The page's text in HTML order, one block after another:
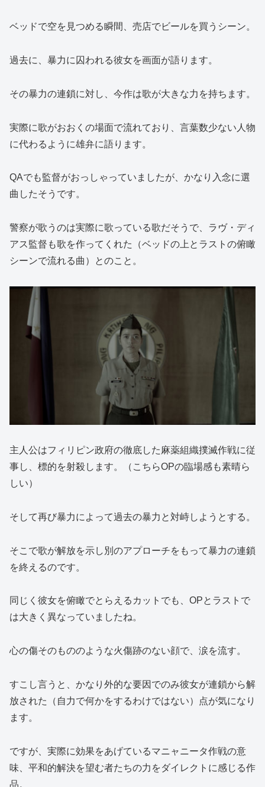
ベッドで空を見つめる瞬間、売店でビールを買うシーン。
過去に、暴力に囚われる彼女を画面が語ります。
その暴力の連鎖に対し、今作は歌が大きな力を持ちます。
実際に歌がおおくの場面で流れており、言葉数少ない人物
に代わるように雄弁に語ります。
QAでも監督がおっしゃっていましたが、かなり入念に選
曲したそうです。
警察が歌うのは実際に歌っている歌だそうで、ラヴ・ディ
アス監督も歌を作ってくれた（ベッドの上とラストの俯瞰
シーンで流れる曲）とのこと。
主人公はフィリピン政府の徹底した麻薬組織撲滅作戦に従
事し、標的を射殺します。（こちらOPの臨場感も素晴ら
しい）
そして再び暴力によって過去の暴力と対峙しようとする。
そこで歌が解放を示し別のアプローチをもって暴力の連鎖
を終えるのです。
同じく彼女を俯瞰でとらえるカットでも、OPとラストで
は大きく異なっていましたね。
心の傷そのもののような火傷跡のない顔で、涙を流す。
すこし言うと、かなり外的な要因でのみ彼女が連鎖から解
放された（自力で何かをするわけではない）点が気になり
ます。
ですが、実際に効果をあげているマニャニータ作戦の意
味、平和的解決を望む者たちの力をダイレクトに感じる作
品。